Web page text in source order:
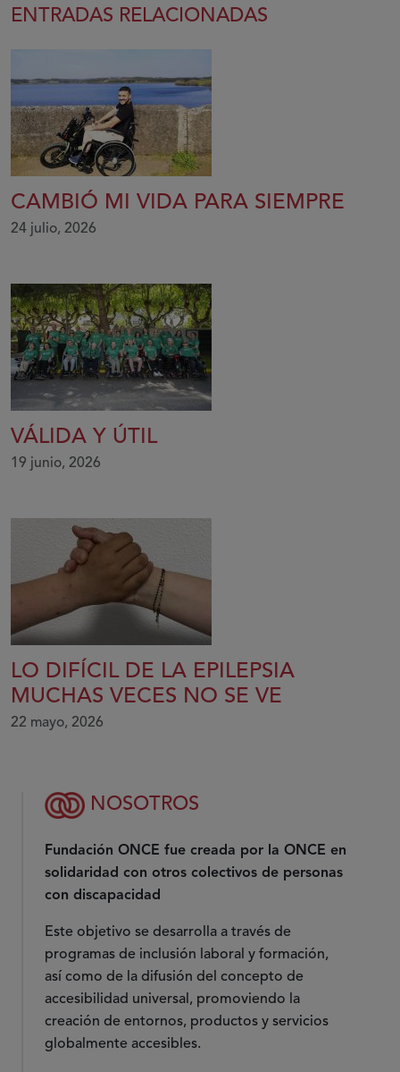
ENTRADAS RELACIONADAS
CAMBIÓ MI VIDA PARA SIEMPRE
24 julio, 2026
VÁLIDA Y ÚTIL
19 junio, 2026
LO DIFÍCIL DE LA EPILEPSIA
MUCHAS VECES NO SE VE
22 mayo, 2026
NOSOTROS
Fundación ONCE fue creada por la ONCE en
solidaridad con otros colectivos de personas
con discapacidad
Este objetivo se desarrolla a través de
programas de inclusión laboral y formación,
así como de la difusión del concepto de
accesibilidad universal, promoviendo la
creación de entornos, productos y servicios
globalmente accesibles.